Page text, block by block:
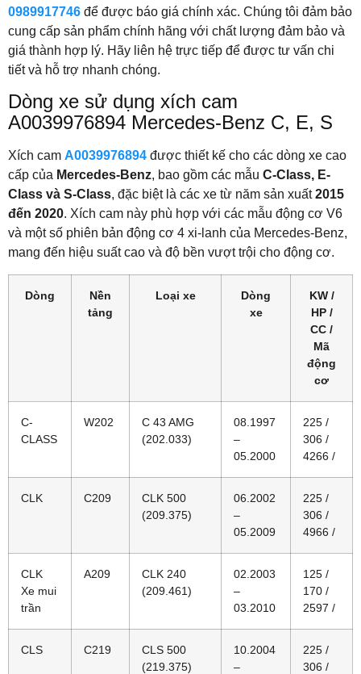
0989917746 để được báo giá chính xác. Chúng tôi đảm bảo
cung cấp sản phẩm chính hãng với chất lượng đảm bảo và
giá thành hợp lý. Hãy liên hệ trực tiếp để được tư vấn chi
tiết và hỗ trợ nhanh chóng.
Dòng xe sử dụng xích cam
A0039976894 Mercedes-Benz C, E, S
Xích cam A0039976894 được thiết kế cho các dòng xe cao
cấp của Mercedes-Benz, bao gồm các mẫu C-Class, E-
Class và S-Class, đặc biệt là các xe từ năm sản xuất2015
đến 2020. Xích cam này phù hợp với các mẫu động cơ V6
và một số phiên bản động cơ 4 xi-lanh của Mercedes-Benz,
mang đến hiệu suất cao và độ bền vượt trội cho động cơ.
Dòng
Nền
tảng
Loại xe
Dòng
xe
KW /
HP /
CC /
Mã
động
cơ
C-
CLASS
W202
C 43 AMG
(202.033)
08.1997
–
05.2000
225 /
306 /
4266 /
CLK C209
CLK 500
(209.375)
06.2002
–
05.2009
225 /
306 /
4966 /
CLK
Xe mui
trần
A209
CLK 240
(209.461)
02.2003
–
03.2010
125 /
170 /
2597 /
CLS C219
CLS 500
(219.375)
10.2004
–
225 /
306 /